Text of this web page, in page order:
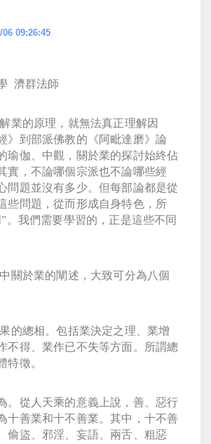
09:26:45
濟群法師
的原理，就無法真正理解因
》到部派佛教的《阿毗達磨》論
瑜伽、中觀，關於業的探討始終佔
實，不論哪個宗派也不論哪些經
問題並沒有多少。但每部論都是從
些問題，從而形成自身特色，所
”。我們需要學習的，正是這些不同
關於業的闡述，大致可分為八個
的總相。包括業決定之理、業增
不得、業作已不失等方面。所謂總
特徵。
。從人天乘的意義上說，善、惡行
十善業和十不善業。其中，十不善
偷盜、邪淫、妄語、兩舌、粗惡